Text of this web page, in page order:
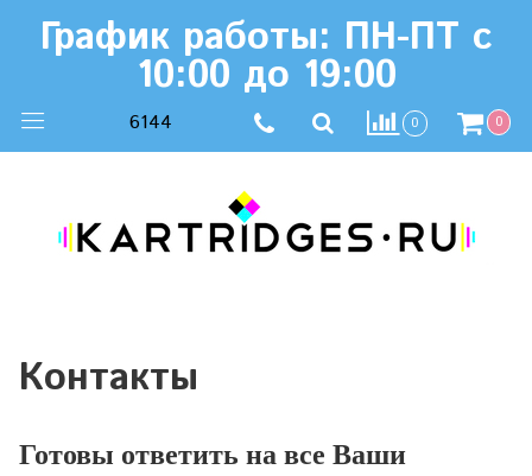
График работы: ПН-ПТ с
10:00 до 19:00
6144 0 0
Контакты
Готовы ответить на все Ваши